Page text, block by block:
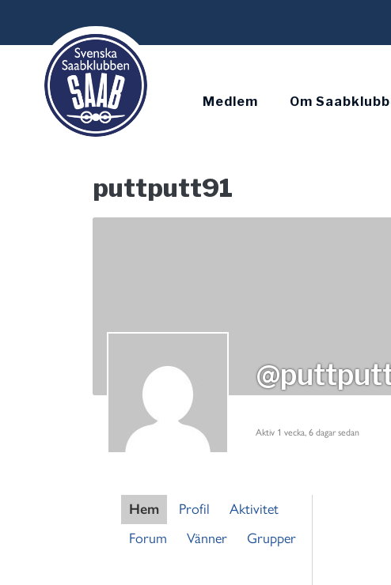
Medlem Om
puttputt91
Aktiv 1 vecka, 6 dagar sedan
Hem Profil
Aktivitet
Forum
Vänner Grupper